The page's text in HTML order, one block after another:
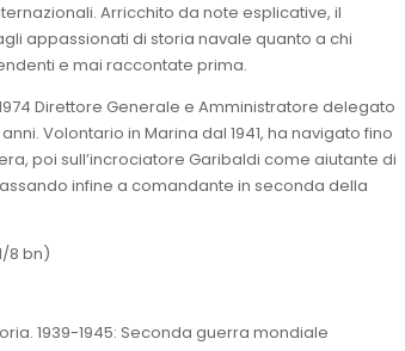
Arricchito da note esplicative, il
appassionati di storia navale quanto a chi
e mai raccontate prima.
Direttore Generale e Amministratore delegato
Volontario in Marina dal 1941, ha navigato fino
poi sull’incrociatore Garibaldi come aiutante di
infine a comandante in seconda della
8 bn)
1939-1945: Seconda guerra mondiale